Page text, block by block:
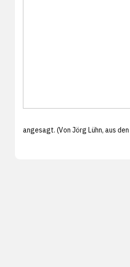
angesagt. (Von Jörg Lühn, aus den